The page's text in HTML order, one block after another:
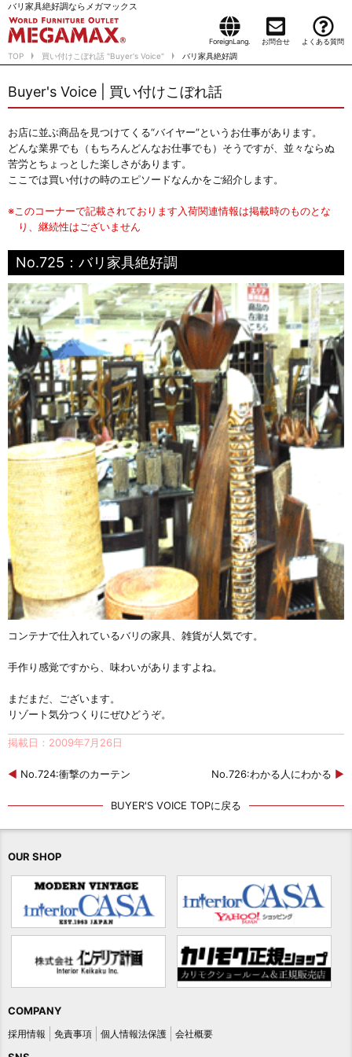
バリ家具絶好調ならメガマックス
ForeignLang. お問合せ よくある質問
TOP 買い付けこぼれ話 "Buyer's Voice" バリ家具絶好調
Buyer's Voice | 買い付けこぼれ話
お店に並ぶ商品を見つけてくる“バイヤー”というお仕事があります。
どんな業界でも（もちろんどんなお仕事でも）そうですが、並々ならぬ
苦労とちょっとした楽しさがあります。
ここでは買い付けの時のエピソードなんかをご紹介します。
※このコーナーで記載されております入荷関連情報は掲載時のものとな
り、継続性はございません
No.725：バリ家具絶好調
コンテナで仕入れているバリの家具、雑貨が人気です。
手作り感覚ですから、味わいがありますよね。
まだまだ、ございます。
リゾート気分つくりにぜひどうぞ。
掲載日：2009年7月26日
◀ No.724:衝撃のカーテン No.726:わかる人にわかる ▶
BUYER'S VOICE TOPに戻る
OUR SHOP
COMPANY
採用情報 免責事項 個人情報法保護 会社概要